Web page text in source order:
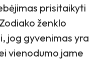
prisitaikyti
ženklo
jog gyvenimas yra
vienodumo jame